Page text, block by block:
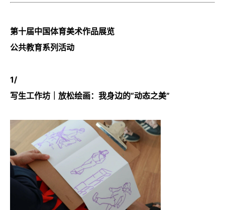
第十届中国体育美术作品展览
公共教育系列活动
1/
写生工作坊｜放松绘画：我身边的“动态之美”